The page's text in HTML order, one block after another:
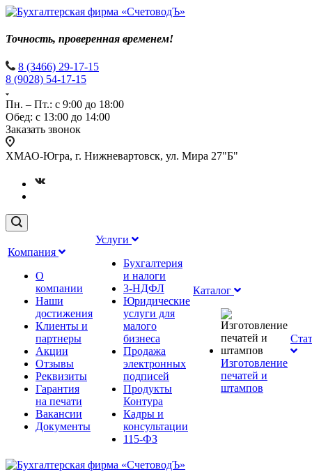
Точность, проверенная временем!
8 (3466) 29-17-15
8 (9028) 54-17-15
Пн. – Пт.: с 9:00 до 18:00
Обед: с 13:00 до 14:00
Заказать звонок
ХМАО-Югра, г. Нижневартовск, ул. Мира 27"Б"
Компания
О
компании
Наши
достижения
Клиенты и
партнеры
Акции
Отзывы
Реквизиты
Гарантия
на печати
Вакансии
Документы
Услуги
Бухгалтерия
и налоги
3-НДФЛ
Юридические
услуги для
малого
бизнеса
Продажа
электронных
подписей
Продукты
Контура
Кадры и
консультации
115-ФЗ
Каталог
Изготовление
печатей и
штампов